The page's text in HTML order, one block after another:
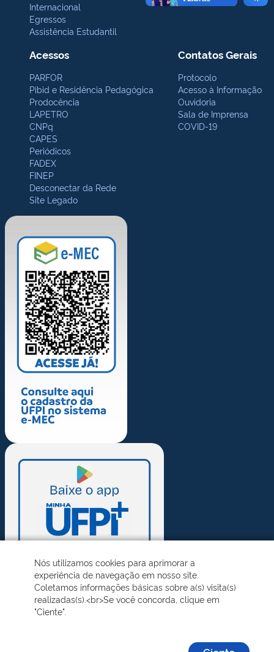
Internacional
Egressos
Assistência Estudantil
Acessos
PARFOR
Pibid e Residência Pedagógica
Prodocência
LAPETRO
CNPq
CAPES
Periódicos
FADEX
FINEP
Desconectar da Rede
Site Legado
Contatos Gerais
Protocolo
Acesso à Informação
Ouvidoria
Sala de Imprensa
COVID-19
Nós utilizamos cookies para aprimorar a
experiência de navegação em nosso site.
Coletamos informações básicas sobre a(s) visita(s)
realizadas(s).<br>Se você concorda, clique em
"Ciente".